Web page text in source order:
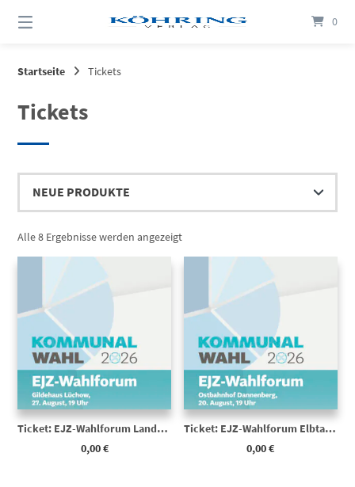
0
Startseite Tickets
Tickets
Alle 8 Ergebnisse werden angezeigtNach
Ticket: EJZ-Wahlforum Landkreis zur Kommunalwahl 2026 | Landrätin/Landrat für Lüchow-Dannenberg
0,00€
Ticket: EJZ-Wahlforum Elbtalaue zur Kommunalwahl 2026 | Bürgermeister der Samtgemeinde Elbtalaue
0,00€